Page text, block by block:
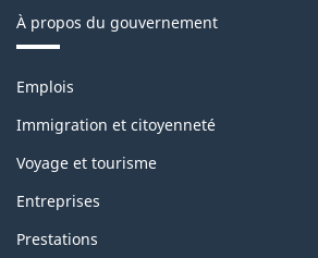
À propos du gouvernement
Thèmes
sujets
Emplois
Immigration et citoyenneté
Voyage et tourisme
Entreprises
Prestations